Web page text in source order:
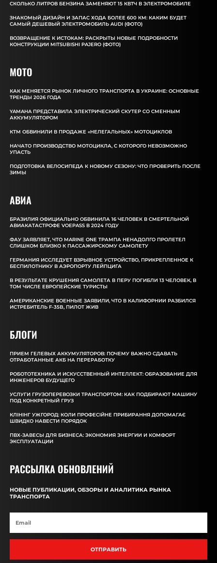
СКОЛЬКО ЛИТРОВ БЕНЗИНА ЗАМЕНЯЮТ 15 КВТЧ В ЭЛЕКТРОМОБИЛЕ
ЗНАКОМЫЙ ДИЗАЙН И ЗАПАС ХОДА БОЛЕЕ 600 КМ: КАКИМ БУДЕТ
САМЫЙ ДЕШЕВЫЙ ЭЛЕКТРОМОБИЛЬ AUDI (ФОТО)
ВОЗВРАЩЕНИЕ К ИСТОКАМ: РАСКРЫТЫ НОВЫЕ ПОДРОБНОСТИ
КОНСТРУКЦИИ MITSUBISHI PAJERO (ФОТО)
MOTO
КАК МЕНЯЕТСЯ РЫНОК ЛИЧНОГО ТРАНСПОРТА В УКРАИНЕ: ОСНОВНЫЕ
ТРЕНДЫ 2026 ГОДА
YAMAHA ПРЕДСТАВИЛА ЭЛЕКТРИЧЕСКИЙ СКУТЕР СО СМЕННЫМ
АККУМУЛЯТОРОМ
КТМ ОБВИНИЛИ В ПРОДАЖЕ «НЕЛЕГАЛЬНЫХ» МОТОЦИКЛОВ
НАЧАТО ПРОИЗВОДСТВО МОТОЦИКЛА, С КОТОРОГО НЕВОЗМОЖНО
УПАСТЬ
ПОДГОТОВКА ВЕЛОСИПЕДА К НОВОМУ СЕЗОНУ: ЧТО ПРОВЕРИТЬ ПОСЛЕ
ЗИМЫ
АВИА
БРАЗИЛИЯ ОФИЦИАЛЬНО ОБВИНИЛА 16 ЧЕЛОВЕК В СМЕРТЕЛЬНОЙ
АВИАКАТАСТРОФЕ VOEPASS В 2024 ГОДУ
ФАУ ЗАЯВЛЯЕТ, ЧТО MARINE ONE ТРАМПА НЕНАДОЛГО ПРОЛЕТЕЛ
СЛИШКОМ БЛИЗКО К ПАССАЖИРСКОМУ САМОЛЕТУ
ГЕРМАНИЯ ИССЛЕДУЕТ ВЗРЫВНОЕ УСТРОЙСТВО, ПРИКРЕПЛЕННОЕ К
БЕСПИЛОТНИКУ В АЭРОПОРТУ ЛЕЙПЦИГА
В РЕЗУЛЬТАТЕ КРУШЕНИЯ САМОЛЕТА В ПЕРУ ПОГИБЛИ 13 ЧЕЛОВЕК, В
ТОМ ЧИСЛЕ ЕВРОПЕЙСКИЕ ТУРИСТЫ
АМЕРИКАНСКИЕ ВОЕННЫЕ ЗАЯВИЛИ, ЧТО В КАЛИФОРНИИ РАЗБИЛСЯ
ИСТРЕБИТЕЛЬ F-35B, ПИЛОТ ЖИВ
БЛОГИ
ПРИЕМ ГЕЛЕВЫХ АККУМУЛЯТОРОВ: ПОЧЕМУ ВАЖНО СДАВАТЬ
ОТРАБОТАННЫЕ АКБ НА ПЕРЕРАБОТКУ
РОБОТОТЕХНИКА И ИСКУССТВЕННЫЙ ИНТЕЛЛЕКТ: ОБРАЗОВАНИЕ ДЛЯ
ИНЖЕНЕРОВ БУДУЩЕГО
УСЛУГИ ГРУЗОПЕРЕВОЗКИ ТРАНСПОРТОМ: КАК ПОДБИРАЮТ МАШИНУ
ПОД КОНКРЕТНЫЙ ГРУЗ
КЛІНІНГ УЖГОРОД: КОЛИ ПРОФЕСІЙНЕ ПРИБИРАННЯ ДОПОМАГАЄ
ШВИДКО НАВЕСТИ ПОРЯДОК
ПВХ-ЗАВЕСЫ ДЛЯ БИЗНЕСА: ЭКОНОМИЯ ЭНЕРГИИ И КОМФОРТ
ЭКСПЛУАТАЦИИ
РАССЫЛКА ОБНОВЛЕНИЙ
НОВЫЕ ПУБЛИКАЦИИ, ОБЗОРЫ И АНАЛИТИКА РЫНКА
ТРАНСПОРТА
ОТПРАВИТЬ